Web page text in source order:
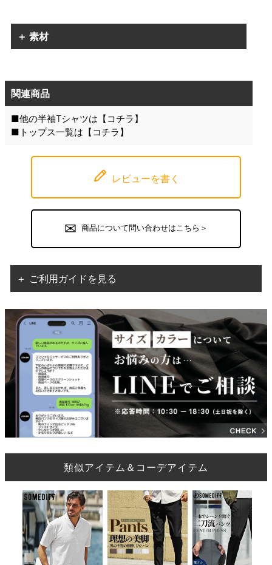
＋ 素材
関連商品
■他の半袖Tシャツは【 コチラ 】
■トップス一覧は【 コチラ 】
レビューを書く
商品について問い合わせはこちら＞
＋ ご利用ガイドを見る
類似アイテム＆コーデアイテム